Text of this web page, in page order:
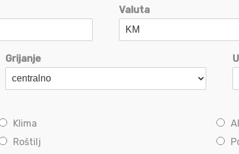
Valuta
Grijanje
Klima
Roštilj